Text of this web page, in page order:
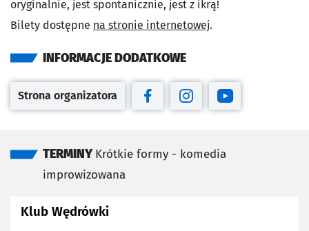
oryginalnie, jest spontanicznie, jest z ikrą!
Bilety dostępne na stronie internetowej.
INFORMACJE DODATKOWE
Otwiera się w nowej karcie
Strona organizatora
Otwiera się w nowej karcie
Otwiera się w nowej
Otwiera się w
TERMINYKrótkie formy - komedia
improwizowana
Klub Wędrówki